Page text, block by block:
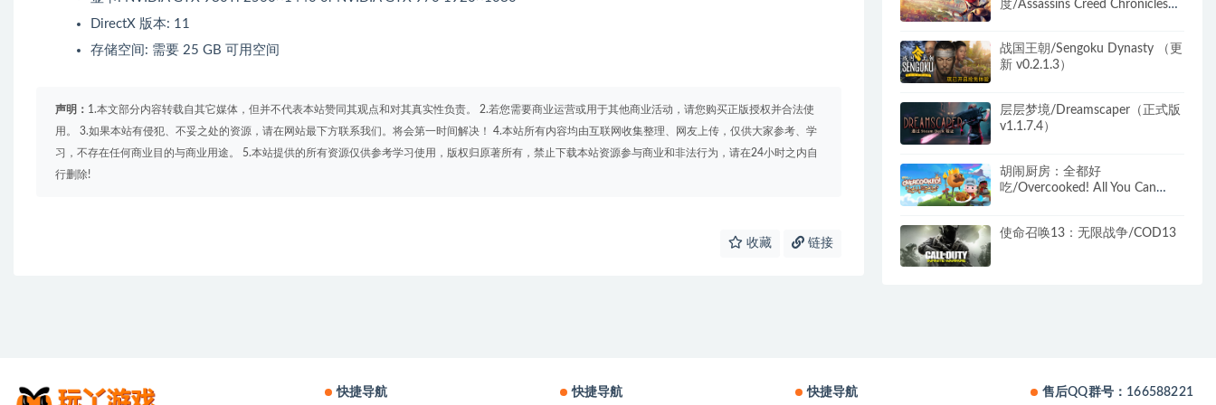
DirectX 版本: 11
存储空间: 需要 25 GB 可用空间
声明： 1.本文部分内容转载自其它媒体，但并不代表本站赞同其观点和对其真实性负责。 2.若您需要商业运营或用于其他商业活动，请您购买正版授权并合法使
用。 3.如果本站有侵犯、不妥之处的资源，请在网站最下方联系我们。将会第一时间解决！ 4.本站所有内容均由互联网收集整理、网友上传，仅供大家参考、学
习，不存在任何商业目的与商业用途。 5.本站提供的所有资源仅供参考学习使用，版权归原著所有，禁止下载本站资源参与商业和非法行为，请在24小时之内自
行删除!
收藏 链接
度/Assassins Creed Chronicles：
战国王朝/Sengoku Dynasty （更
新 v0.2.1.3）
层层梦境/Dreamscaper（正式版
v1.1.7.4）
胡闹厨房：全都好
吃/Overcooked! All You Can
使命召唤13：无限战争/COD13
快捷导航 快捷导航 快捷导航 售后QQ群号：166588221